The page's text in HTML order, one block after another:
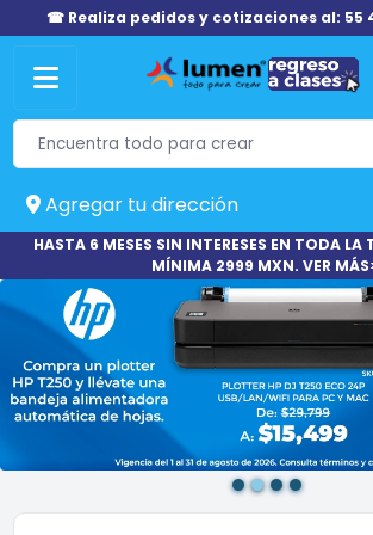
☎ Realiza pedidos y cotizaciones al: 55
Agregar tu dirección
HASTA 6 MESES SIN INTERESES EN TODA
MÍNIMA 2999 MXN. VER